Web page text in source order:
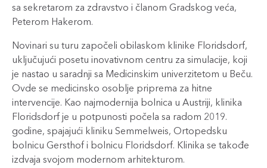
sa sekretarom za zdravstvo i članom Gradskog veća,
Peterom Hakerom.
Novinari su turu započeli obilaskom klinike Floridsdorf,
uključujući posetu inovativnom centru za simulacije, koji
je nastao u saradnji sa Medicinskim univerzitetom u Beču.
Ovde se medicinsko osoblje priprema za hitne
intervencije. Kao najmodernija bolnica u Austriji, klinika
Floridsdorf je u potpunosti počela sa radom 2019.
godine, spajajući kliniku Semmelweis, Ortopedsku
bolnicu Gersthof i bolnicu Floridsdorf. Klinika se takođe
izdvaja svojom modernom arhitekturom.